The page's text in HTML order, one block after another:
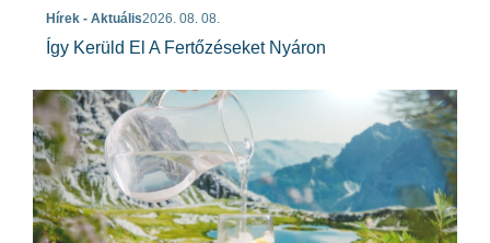
Hírek - Aktuális2026. 08. 08.
Így Kerüld El A Fertőzéseket Nyáron